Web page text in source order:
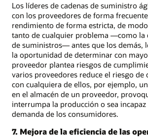
Los líderes de cadenas de suministro
con los proveedores de forma
rendimiento de forma estricta, de
tanto de cualquier problema —como la
de suministros— antes que los demás,
la oportunidad de determinar con
proveedor plantea riesgos de
varios proveedores reduce el riesgo de
con cualquiera de ellos, por ejemplo,
en el almacén de un proveedor,
interrumpa la producción o sea incapaz
demanda de los consumidores.
7. Mejora de la eficiencia de las